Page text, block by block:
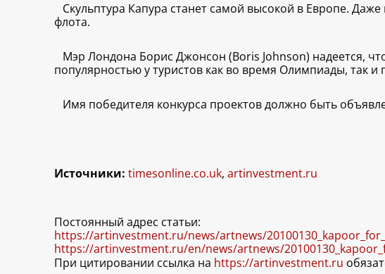
Скульптура Капура станет самой высокой в Европе.
флота.
Мэр Лондона Борис Джонсон (Boris Johnson) надеется,
популярностью у туристов как во время Олимпиады, так и
Имя победителя конкурса проектов должно быть
Источники: timesonline.co.uk, artinvestment.ru
Постоянный адрес статьи:
https://artinvestment.ru/news/artnews/
https://artinvestment.ru/en/news/artnews/
При цитировании ссылка на https://artinvestment.ru